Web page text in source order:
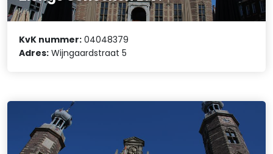
KvK nummer: 04048379
Adres: Wijngaardstraat 5